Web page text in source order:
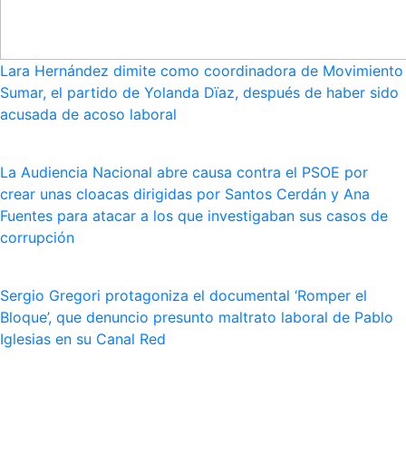
Lara Hernández dimite como coordinadora de Movimiento
Sumar, el partido de Yolanda Dïaz, después de haber sido
acusada de acoso laboral
La Audiencia Nacional abre causa contra el PSOE por
crear unas cloacas dirigidas por Santos Cerdán y Ana
Fuentes para atacar a los que investigaban sus casos de
corrupción
Sergio Gregori protagoniza el documental ‘Romper el
Bloque’, que denuncio presunto maltrato laboral de Pablo
Iglesias en su Canal Red